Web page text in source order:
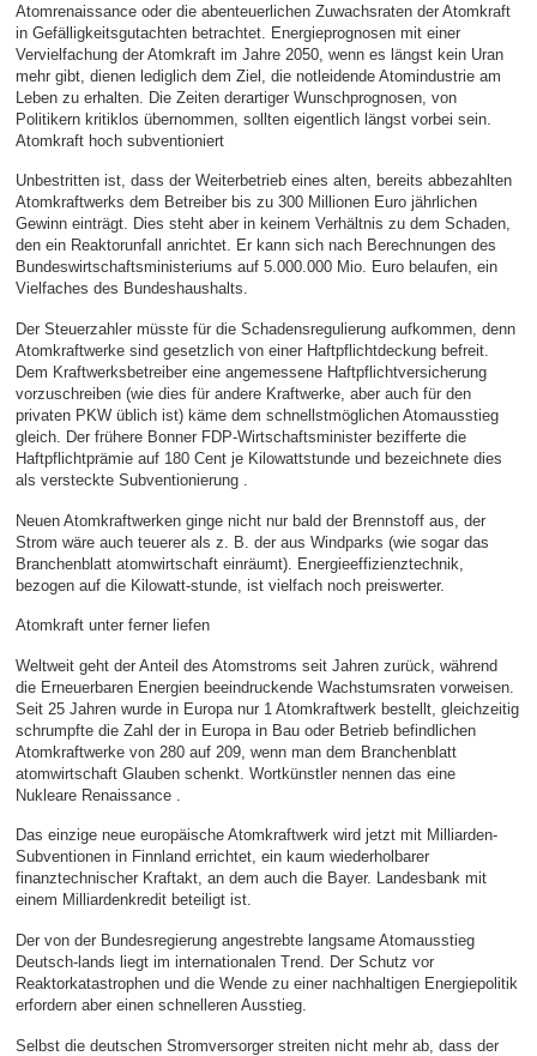
Atomrenaissance oder die abenteuerlichen Zuwachsraten der Atomkraft
in Gefälligkeitsgutachten betrachtet. Energieprognosen mit einer
Vervielfachung der Atomkraft im Jahre 2050, wenn es längst kein Uran
mehr gibt, dienen lediglich dem Ziel, die notleidende Atomindustrie am
Leben zu erhalten. Die Zeiten derartiger Wunschprognosen, von
Politikern kritiklos übernommen, sollten eigentlich längst vorbei sein.
Atomkraft hoch subventioniert
Unbestritten ist, dass der Weiterbetrieb eines alten, bereits abbezahlten
Atomkraftwerks dem Betreiber bis zu 300 Millionen Euro jährlichen
Gewinn einträgt. Dies steht aber in keinem Verhältnis zu dem Schaden,
den ein Reaktorunfall anrichtet. Er kann sich nach Berechnungen des
Bundeswirtschaftsministeriums auf 5.000.000 Mio. Euro belaufen, ein
Vielfaches des Bundeshaushalts.
Der Steuerzahler müsste für die Schadensregulierung aufkommen, denn
Atomkraftwerke sind gesetzlich von einer Haftpflichtdeckung befreit.
Dem Kraftwerksbetreiber eine angemessene Haftpflichtversicherung
vorzuschreiben (wie dies für andere Kraftwerke, aber auch für den
privaten PKW üblich ist) käme dem schnellstmöglichen Atomausstieg
gleich. Der frühere Bonner FDP-Wirtschaftsminister bezifferte die
Haftpflichtprämie auf 180 Cent je Kilowattstunde und bezeichnete dies
als versteckte Subventionierung .
Neuen Atomkraftwerken ginge nicht nur bald der Brennstoff aus, der
Strom wäre auch teuerer als z. B. der aus Windparks (wie sogar das
Branchenblatt atomwirtschaft einräumt). Energieeffizienztechnik,
bezogen auf die Kilowatt-stunde, ist vielfach noch preiswerter.
Atomkraft unter ferner liefen
Weltweit geht der Anteil des Atomstroms seit Jahren zurück, während
die Erneuerbaren Energien beeindruckende Wachstumsraten vorweisen.
Seit 25 Jahren wurde in Europa nur 1 Atomkraftwerk bestellt, gleichzeitig
schrumpfte die Zahl der in Europa in Bau oder Betrieb befindlichen
Atomkraftwerke von 280 auf 209, wenn man dem Branchenblatt
atomwirtschaft Glauben schenkt. Wortkünstler nennen das eine
Nukleare Renaissance .
Das einzige neue europäische Atomkraftwerk wird jetzt mit Milliarden-
Subventionen in Finnland errichtet, ein kaum wiederholbarer
finanztechnischer Kraftakt, an dem auch die Bayer. Landesbank mit
einem Milliardenkredit beteiligt ist.
Der von der Bundesregierung angestrebte langsame Atomausstieg
Deutsch-lands liegt im internationalen Trend. Der Schutz vor
Reaktorkatastrophen und die Wende zu einer nachhaltigen Energiepolitik
erfordern aber einen schnelleren Ausstieg.
Selbst die deutschen Stromversorger streiten nicht mehr ab, dass der